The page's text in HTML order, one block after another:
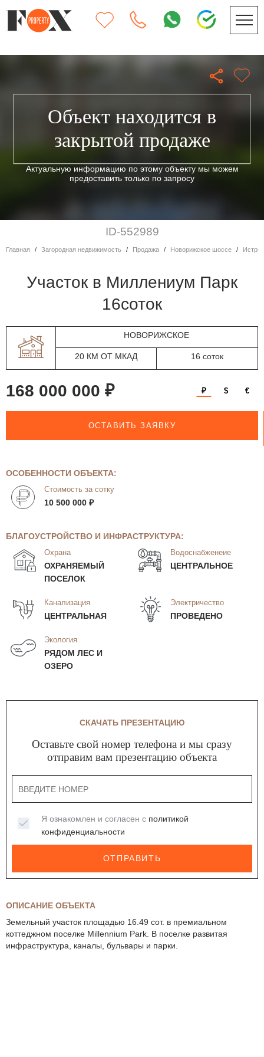
Объект находится в
закрытой продаже
Актуальную информацию по этому объекту мы можем
предоставить только по запросу
ID-552989
Главная Загородная недвижимость Продажа Новорижское шоссе
участок в Миллениум Парк
16соток
НОВОРИЖСКОЕ
20 КМ ОТ МКАД 16 соток
168 000 000 ₽ ₽ $ €
ОСТАВИТЬ ЗАЯВКУ
ОСОБЕННОСТИ ОБЪЕКТА:
Стоимость за сотку
10 500 000 ₽
БЛАГОУСТРОЙСТВО И ИНФРАСТРУКТУРА:
Охрана
ОХРАНЯЕМЫЙ
ПОСЕЛОК
Водоснабженеие
ЦЕНТРАЛЬНОЕ
Канализация
ЦЕНТРАЛЬНАЯ
Электричество
ПРОВЕДЕНО
Экология
РЯДОМ ЛЕС И
ОЗЕРО
ОПИСАНИЕ ОБЪЕКТА
Земельный участок площадью 16.49 сот. в премиальном
коттеджном поселке Millennium Park. В поселке развитая
инфраструктура, каналы, бульвары и парки.
СКАЧАТЬ ПРЕЗЕНТАЦИЮ
Оставьте свой номер телефона и мы сразу
отправим вам презентацию объекта
Я ознакомлен и согласен с политикой
конфиденциальности
ОТПРАВИТЬ